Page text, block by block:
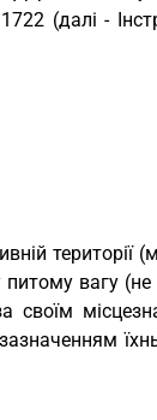
(далі -
території
вагу
своїм